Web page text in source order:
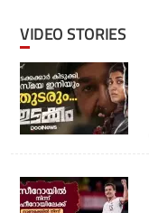
VIDEO STORIES